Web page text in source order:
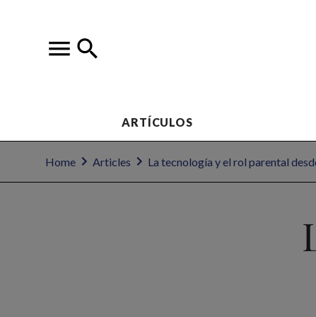
ARTÍCULOS
Home Articles La tecnología y el rol parental